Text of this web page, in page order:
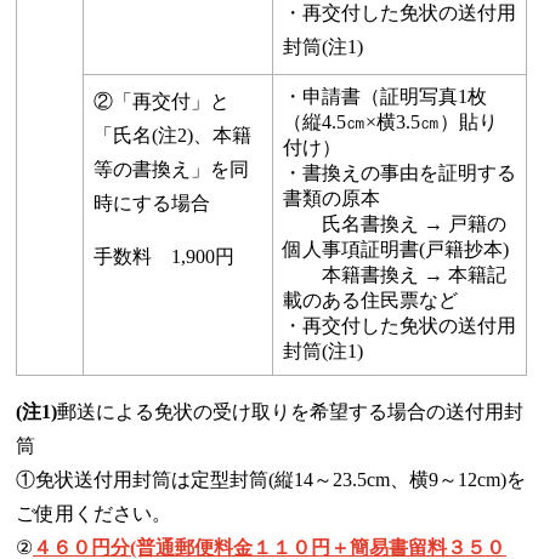
・再交付した免状の送付用
封筒(注1)
②「再交付」と
「氏名(注2)、本籍
等の書換え」を同
時にする場合
手数料 1,900円
・申請書（証明写真1枚
（縦4.5㎝×横3.5㎝）貼り
付け）
・書換えの事由を証明する
書類の原本
氏名書換え → 戸籍の
個人事項証明書(戸籍抄本)
本籍書換え → 本籍記
載のある住民票など
・再交付した免状の送付用
封筒(注1)
(注1)郵送による免状の受け取りを希望する場合の送付用封
筒
①免状送付用封筒は定型封筒(縦14～23.5cm、横9～12cm)を
ご使用ください。
②４６０円分(普通郵便料金１１０円＋簡易書留料３５０